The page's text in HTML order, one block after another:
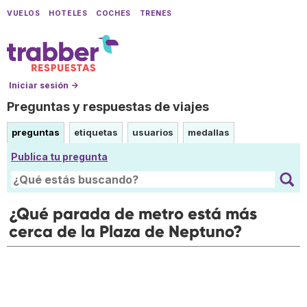
VUELOS HOTELES COCHES TRENES
Iniciar sesión →
Preguntas y respuestas de viajes
preguntas etiquetas usuarios medallas
Publica tu pregunta
¿Qué parada de metro está más
cerca de la Plaza de Neptuno?